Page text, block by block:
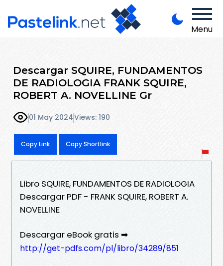
Menu
Descargar SQUIRE, FUNDAMENTOS
DE RADIOLOGIA FRANK SQUIRE,
ROBERT A. NOVELLINE Gr
01 May 2024Views: 190
Copy Link Copy Shortlink
Libro SQUIRE, FUNDAMENTOS DE RADIOLOGIA
Descargar PDF - FRANK SQUIRE, ROBERT A.
NOVELLINE
Descargar eBook gratis ➡
http://get-pdfs.com/pl/libro/34289/851